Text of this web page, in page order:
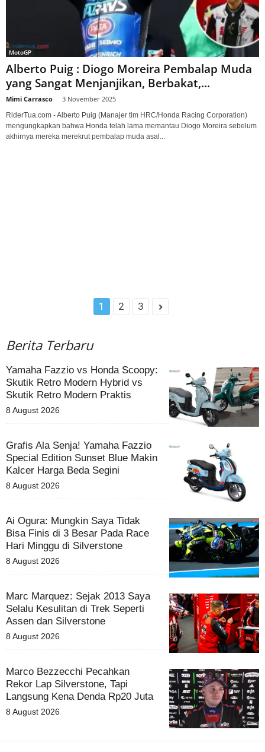
MotoGP
Alberto Puig : Diogo Moreira Pembalap Muda
yang Sangat Menjanjikan, Berbakat,...
Mimi Carrasco 3 November 2025
RiderTua.com - Alberto Puig (Manajer tim HRC/Honda Racing Corporation)
mengungkapkan bahwa Honda telah lama memantau Diogo Moreira sebelum
akhirnya mereka merekrut pembalap muda asal...
1 2 3
Berita Terbaru
Yamaha Fazzio vs Honda Scoopy:
Skutik Retro Modern Hybrid vs
Skutik Retro Modern Praktis
8 August 2026
Grafis Ala Senja! Yamaha Fazzio
Special Edition Sunset Blue Makin
Kalcer Harga Beda Segini
8 August 2026
Ai Ogura: Mungkin Saya Tidak
Bisa Finis di 3 Besar Pada Race
Hari Minggu di Silverstone
8 August 2026
Marc Marquez: Sejak 2013 Saya
Selalu Kesulitan di Trek Seperti
Assen dan Silverstone
8 August 2026
Marco Bezzecchi Pecahkan
Rekor Lap Silverstone, Tapi
Langsung Kena Denda Rp20 Juta
8 August 2026